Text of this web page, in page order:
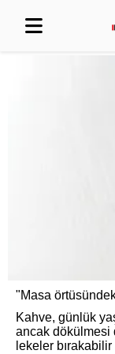
"Masa
Kahve, günlük
ancak dökülmesi
lekeler bırakabilir